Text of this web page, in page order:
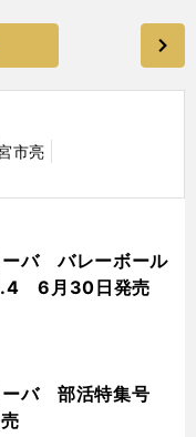
市亮
ーバ バレーボール
6月30日発売
ーバ 部活特集号